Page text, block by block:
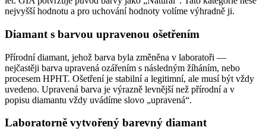
nejvyšší hodnotu a pro uchování hodnoty volíme výhradně ji.
Diamant s barvou upravenou ošetřením
Přírodní diamant, jehož barva byla změněna v laboratoři —
nejčastěji barva upravená ozářením s následným žíháním, nebo
procesem HPHT. Ošetření je stabilní a legitimní, ale musí být vždy
uvedeno. Upravená barva je výrazně levnější než přírodní a v
popisu diamantu vždy uvádíme slovo „upravená“.
Laboratorně vytvořený barevný diamant